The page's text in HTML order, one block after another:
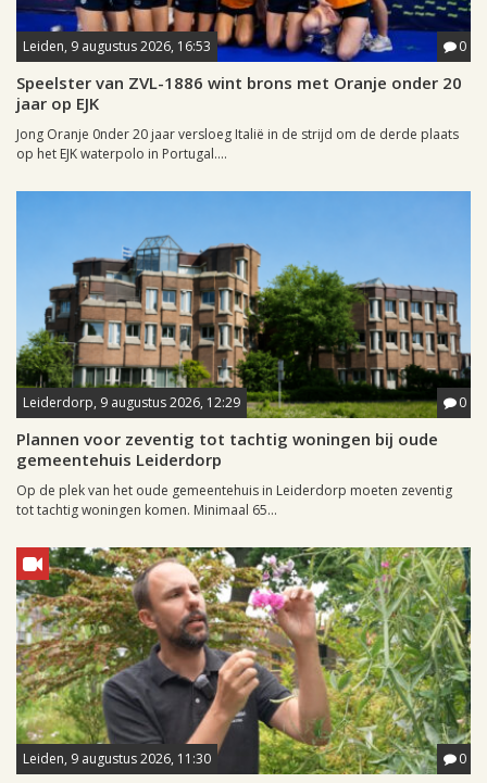
Leiden, 9 augustus 2026, 16:53 0
Speelster van ZVL-1886 wint brons met Oranje onder 20
jaar op EJK
Jong Oranje 0nder 20 jaar versloeg Italië in de strijd om de derde plaats
op het EJK waterpolo in Portugal....
Leiderdorp, 9 augustus 2026, 12:29 0
Plannen voor zeventig tot tachtig woningen bij oude
gemeentehuis Leiderdorp
Op de plek van het oude gemeentehuis in Leiderdorp moeten zeventig
tot tachtig woningen komen. Minimaal 65...
Leiden, 9 augustus 2026, 11:30 0